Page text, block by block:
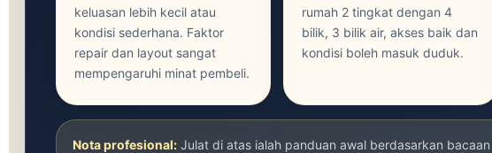
keluasan lebih kecil atau
kondisi sederhana. Faktor
repair dan layout sangat
mempengaruhi minat pembeli.
rumah 2 tingkat dengan 4
bilik, 3 bilik air, akses baik dan
kondisi boleh masuk duduk.
Nota profesional: Julat di atas ialah panduan awal berdasarkan